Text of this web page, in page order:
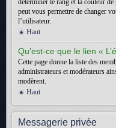
déterminer le rang et la couleur
peut vous permettre de changer
l’utilisateur.
Haut
Qu’est-ce que le lien «
Cette page donne la liste des
administrateurs et modérateurs
modèrent.
Haut
Messagerie privée